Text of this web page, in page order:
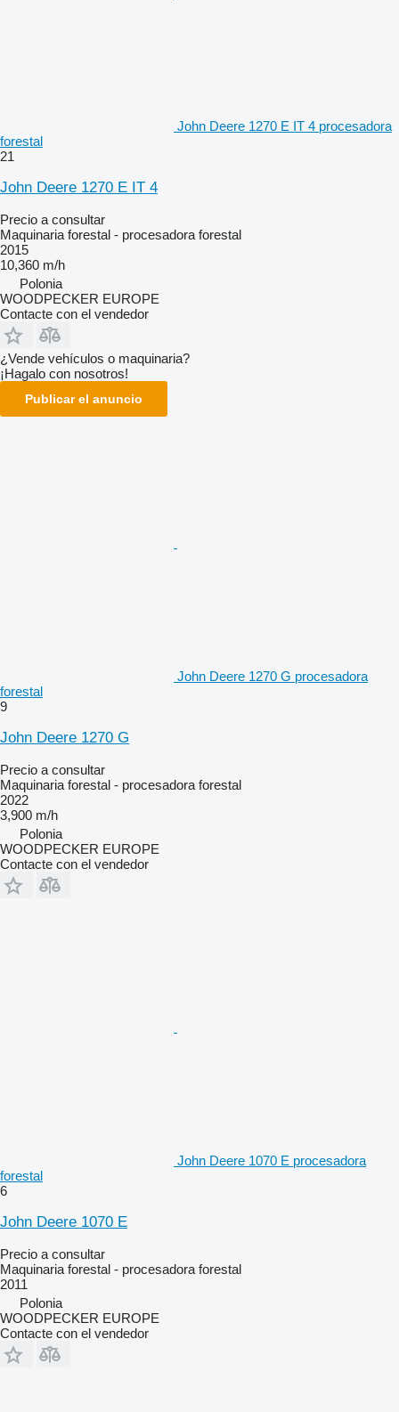
John Deere 1270 E IT 4 procesadora
forestal
21
John Deere 1270 E IT 4
Precio a consultar
Maquinaria forestal - procesadora forestal
2015
10,360 m/h
Polonia
WOODPECKER EUROPE
Contacte con el vendedor
¿Vende vehículos o maquinaria?
¡Hagalo con nosotros!
Publicar el anuncio
John Deere 1270 G procesadora
forestal
9
John Deere 1270 G
Precio a consultar
Maquinaria forestal - procesadora forestal
2022
3,900 m/h
Polonia
WOODPECKER EUROPE
Contacte con el vendedor
John Deere 1070 E procesadora
forestal
6
John Deere 1070 E
Precio a consultar
Maquinaria forestal - procesadora forestal
2011
Polonia
WOODPECKER EUROPE
Contacte con el vendedor